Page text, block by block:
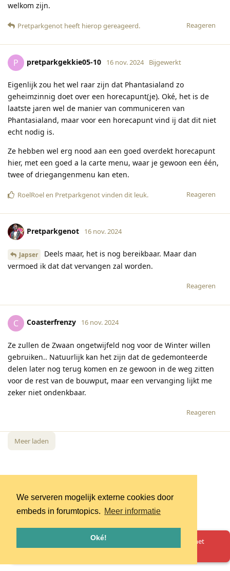
We serveren mogelijk externe cookies door
embeds in forumtopics. Meer informatie
Oké!
welkom zijn.
Reageren
Pretparkgenot heeft hierop gereageerd.
P pretparkgekkie05-10 16 nov. 2024 Bijgewerkt
Eigenlijk zou het wel raar zijn dat Phantasialand zo
geheimzinnig doet over een horecapunt(je). Oké, het is de
laatste jaren wel de manier van communiceren van
Phantasialand, maar voor een horecapunt vind ij dat dit niet
echt nodig is.
Ze hebben wel erg nood aan een goed overdekt horecapunt
hier, met een goed a la carte menu, waar je gewoon een één,
twee of driegangenmenu kan eten.
Reageren
RoelRoelen Pretparkgenotvinden dit leuk.
Pretparkgenot 16 nov. 2024
Japser
Deels maar, het is nog bereikbaar. Maar dan
vermoed ik dat dat vervangen zal worden.
Reageren
C Coasterfrenzy 16 nov. 2024
Ze zullen de Zwaan ongetwijfeld nog voor de Winter willen
gebruiken.. Natuurlijk kan het zijn dat de gedemonteerde
delen later nog terug komen en ze gewoon in de weg zitten
voor de rest van de bouwput, maar een vervanging lijkt me
zeker niet ondenkbaar.
Reageren
Meer laden
Oeps! Er is iets misgegaan. Herlaad de pagina en probeer het
opnieuw.